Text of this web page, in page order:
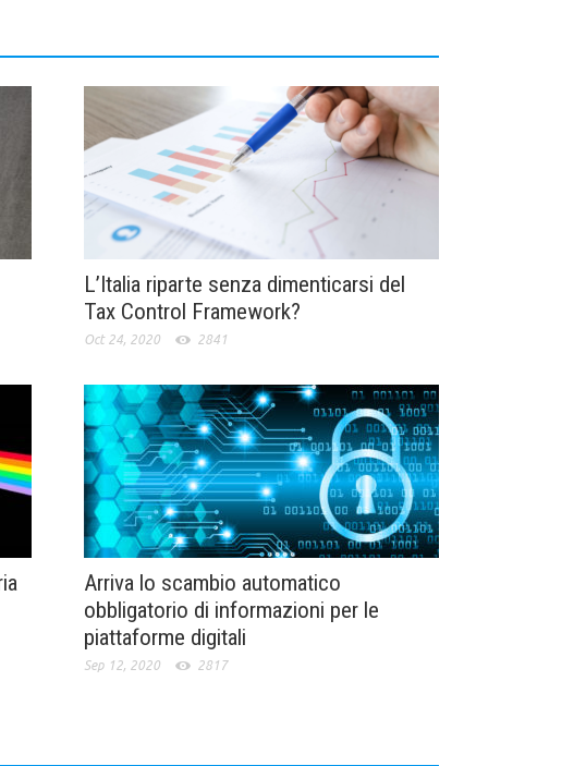
L’Italia riparte senza dimenticarsi del
Tax Control Framework?
Oct 24, 2020 2841
Arriva lo scambio automatico
obbligatorio di informazioni per le
piattaforme digitali
Sep 12, 2020 2817